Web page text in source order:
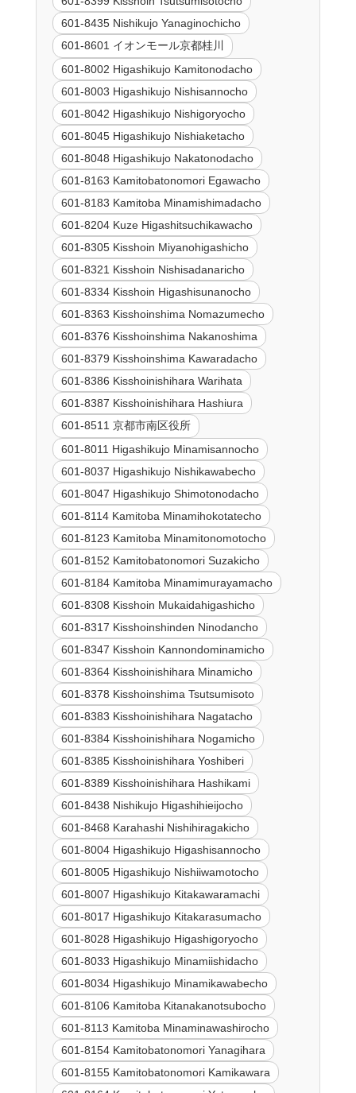
601-8435 Nishikujo Yanaginochicho
601-8601 イオンモール京都桂川
601-8002 Higashikujo Kamitonodacho
601-8003 Higashikujo Nishisannocho
601-8042 Higashikujo Nishigoryocho
601-8045 Higashikujo Nishiaketacho
601-8048 Higashikujo Nakatonodacho
601-8163 Kamitobatonomori Egawacho
601-8183 Kamitoba Minamishimadacho
601-8204 Kuze Higashitsuchikawacho
601-8305 Kisshoin Miyanohigashicho
601-8321 Kisshoin Nishisadanaricho
601-8334 Kisshoin Higashisunanocho
601-8363 Kisshoinshima Nomazumecho
601-8376 Kisshoinshima Nakanoshima
601-8379 Kisshoinshima Kawaradacho
601-8386 Kisshoinishihara Warihata
601-8387 Kisshoinishihara Hashiura
601-8511 京都市南区役所
601-8011 Higashikujo Minamisannocho
601-8037 Higashikujo Nishikawabecho
601-8047 Higashikujo Shimotonodacho
601-8114 Kamitoba Minamihokotatecho
601-8123 Kamitoba Minamitonomotocho
601-8152 Kamitobatonomori Suzakicho
601-8184 Kamitoba Minamimurayamacho
601-8308 Kisshoin Mukaidahigashicho
601-8317 Kisshoinshinden Ninodancho
601-8347 Kisshoin Kannondominamicho
601-8364 Kisshoinishihara Minamicho
601-8378 Kisshoinshima Tsutsumisoto
601-8383 Kisshoinishihara Nagatacho
601-8384 Kisshoinishihara Nogamicho
601-8385 Kisshoinishihara Yoshiberi
601-8389 Kisshoinishihara Hashikami
601-8438 Nishikujo Higashihieijocho
601-8468 Karahashi Nishihiragakicho
601-8004 Higashikujo Higashisannocho
601-8005 Higashikujo Nishiiwamotocho
601-8007 Higashikujo Kitakawaramachi
601-8017 Higashikujo Kitakarasumacho
601-8028 Higashikujo Higashigoryocho
601-8033 Higashikujo Minamiishidacho
601-8034 Higashikujo Minamikawabecho
601-8106 Kamitoba Kitanakanotsubocho
601-8113 Kamitoba Minaminawashirocho
601-8154 Kamitobatonomori Yanagihara
601-8155 Kamitobatonomori Kamikawara